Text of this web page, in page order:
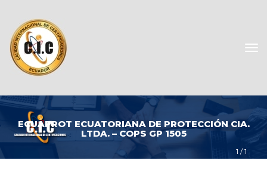
1 / 1
ECUAPROT ECUATORIANA DE PROTECCIÓN CIA.
LTDA. – COPS GP 1505